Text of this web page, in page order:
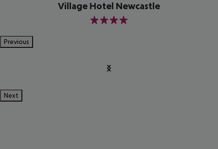
Village Hotel Newcastle
4
Previous
Next